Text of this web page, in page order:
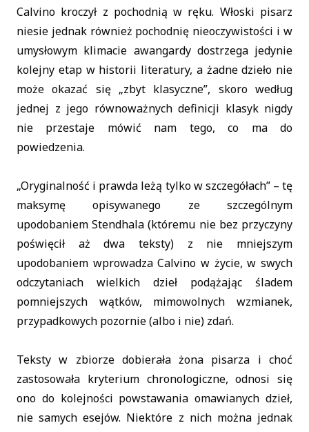
Calvino kroczył z pochodnią w ręku. Włoski pisarz
niesie jednak również pochodnię nieoczywistości i w
umysłowym klimacie awangardy dostrzega jedynie
kolejny etap w historii literatury, a żadne dzieło nie
może okazać się „zbyt klasyczne”, skoro według
jednej z jego równoważnych definicji klasyk nigdy
nie przestaje mówić nam tego, co ma do
powiedzenia.
„Oryginalność i prawda leżą tylko w szczegółach” – tę
maksymę opisywanego ze szczególnym
upodobaniem Stendhala (któremu nie bez przyczyny
poświęcił aż dwa teksty) z nie mniejszym
upodobaniem wprowadza Calvino w życie, w swych
odczytaniach wielkich dzieł podążając śladem
pomniejszych wątków, mimowolnych wzmianek,
przypadkowych pozornie (albo i nie) zdań.
Teksty w zbiorze dobierała żona pisarza i choć
zastosowała kryterium chronologiczne, odnosi się
ono do kolejności powstawania omawianych dzieł,
nie samych esejów. Niektóre z nich można jednak